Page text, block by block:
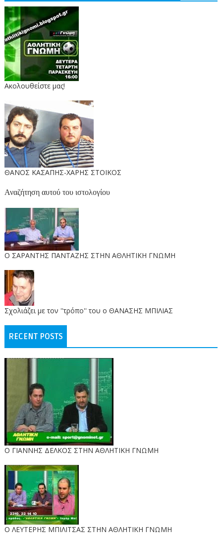
Ακολουθείστε μας!
ΘΑΝΟΣ ΚΑΣΑΠΗΣ-ΧΑΡΗΣ ΣΤΟΙΚΟΣ
Αναζήτηση αυτού του ιστολογίου
O ΣΑΡΑΝΤΗΣ ΠΑΝΤΑΖΗΣ ΣΤΗΝ ΑΘΛΗΤΙΚΗ ΓΝΩΜΗ
Σχολιάζει με τον ''τρόπο'' του ο ΘΑΝΑΣΗΣ ΜΠΙΛΙΑΣ
RECENT POSTS
Ο ΓΙΑΝΝΗΣ ΔΕΛΚΟΣ ΣΤΗΝ ΑΘΛΗΤΙΚΗ ΓΝΩΜΗ
O ΛΕΥΤΕΡΗΣ ΜΠΙΛΙΤΣΑΣ ΣΤΗΝ ΑΘΛΗΤΙΚΗ ΓΝΩΜΗ